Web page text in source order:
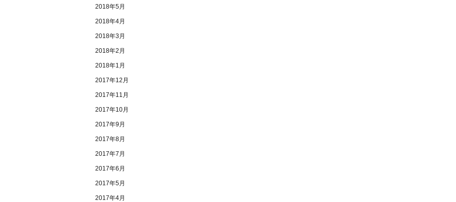
2018年5月
2018年4月
2018年3月
2018年2月
2018年1月
2017年12月
2017年11月
2017年10月
2017年9月
2017年8月
2017年7月
2017年6月
2017年5月
2017年4月